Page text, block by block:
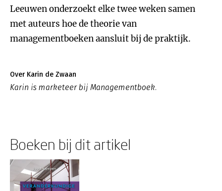
Leeuwen onderzoekt elke twee weken samen
met auteurs hoe de theorie van
managementboeken aansluit bij de praktijk.
Over Karin de Zwaan
Karin is marketeer bij Managementboek.
Boeken bij dit artikel